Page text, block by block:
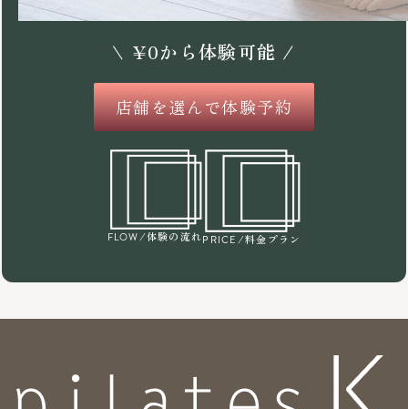
\ ¥0から体験可能 /
店舗を選んで体験予約
FLOW /体験の流れPRICE /料金プラン